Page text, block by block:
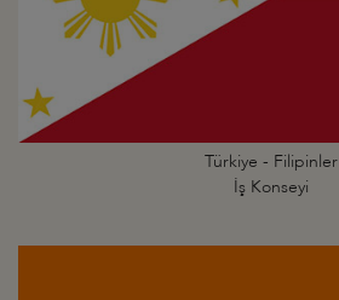
Türkiye - Filipinler
İş Konseyi